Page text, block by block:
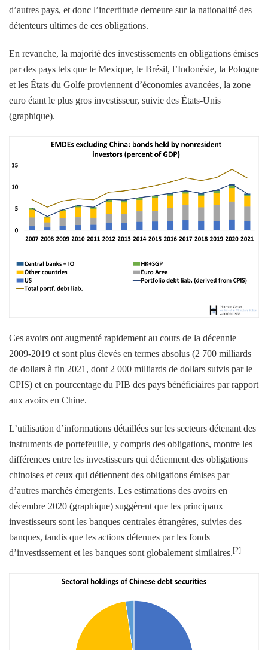
d’autres pays, et donc l’incertitude demeure sur la nationalité des
détenteurs ultimes de ces obligations.
En revanche, la majorité des investissements en obligations émises
par des pays tels que le Mexique, le Brésil, l’Indonésie, la Pologne
et les États du Golfe proviennent d’économies avancées, la zone
euro étant le plus gros investisseur, suivie des États-Unis
(graphique).
Ces avoirs ont augmenté rapidement au cours de la décennie
2009-2019 et sont plus élevés en termes absolus (2 700 milliards
de dollars à fin 2021, dont 2 000 milliards de dollars suivis par le
CPIS) et en pourcentage du PIB des pays bénéficiaires par rapport
aux avoirs en Chine.
L’utilisation d’informations détaillées sur les secteurs détenant des
instruments de portefeuille, y compris des obligations, montre les
différences entre les investisseurs qui détiennent des obligations
chinoises et ceux qui détiennent des obligations émises par
d’autres marchés émergents. Les estimations des avoirs en
décembre 2020 (graphique) suggèrent que les principaux
investisseurs sont les banques centrales étrangères, suivies des
banques, tandis que les actions détenues par les fonds
d’investissement et les banques sont globalement similaires.[2]